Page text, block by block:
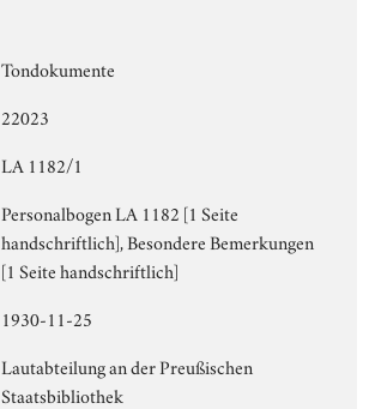
Tondokumente
22023
LA 1182/1
Personalbogen LA 1182 [1 Seite
handschriftlich], Besondere Bemerkungen
[1 Seite handschriftlich]
1930-11-25
Lautabteilung an der Preußischen
Staatsbibliothek